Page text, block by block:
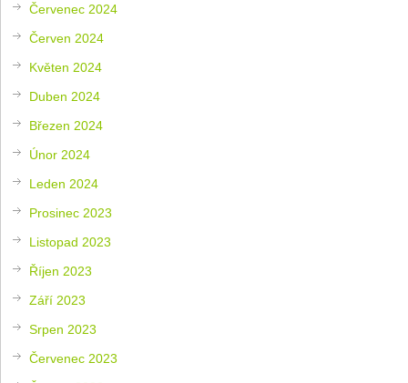
Červenec 2024
Červen 2024
Květen 2024
Duben 2024
Březen 2024
Únor 2024
Leden 2024
Prosinec 2023
Listopad 2023
Říjen 2023
Září 2023
Srpen 2023
Červenec 2023